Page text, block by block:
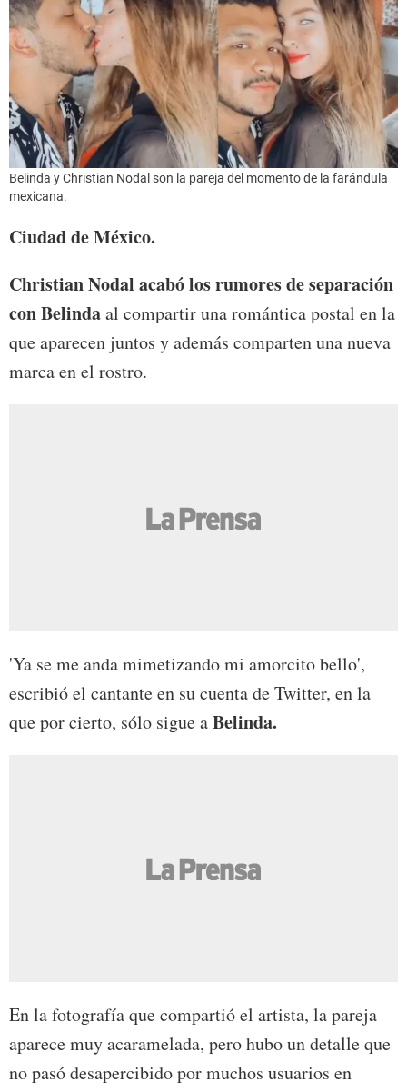
Belinda y Christian Nodal son la pareja del momento de la farándula
mexicana.
Ciudad de México.
Christian Nodal acabó los rumores de separación
con Belindaal compartir una romántica postal en la
que aparecen juntos y además comparten una nueva
marca en el rostro.
'Ya se me anda mimetizando mi amorcito bello',
escribió el cantante en su cuenta de Twitter, en la
que por cierto, sólo sigue aBelinda.
En la fotografía que compartió el artista, la pareja
aparece muy acaramelada, pero hubo un detalle que
no pasó desapercibido por muchos usuarios en